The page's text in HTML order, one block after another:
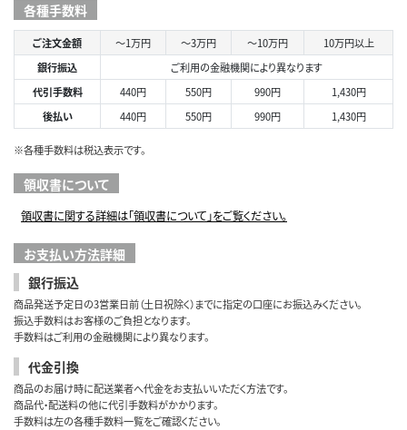
各種手数料
ご注文金額 ～1万円 ～3万円 ～10万円
10万円以上
銀行振込
ご利用の金融機関により異なります
代引手数料
440円 550円 990円
1,430円
後払い
440円 550円 990円 1,430円
※各種手数料は税込表示です。
領収書について
領収書に関する詳細は「領収書について」をご覧ください。
お支払い方法詳細
銀行振込
商品発送予定日の3営業日前（土日祝除く）までに指定の口座にお振込みください。
振込手数料はお客様のご負担となります。
手数料はご利用の金融機関により異なります。
代金引換
商品のお届け時に配送業者へ代金をお支払いいただく方法です。
商品代・配送料の他に代引手数料がかかります。
手数料は左の各種手数料一覧をご確認ください。